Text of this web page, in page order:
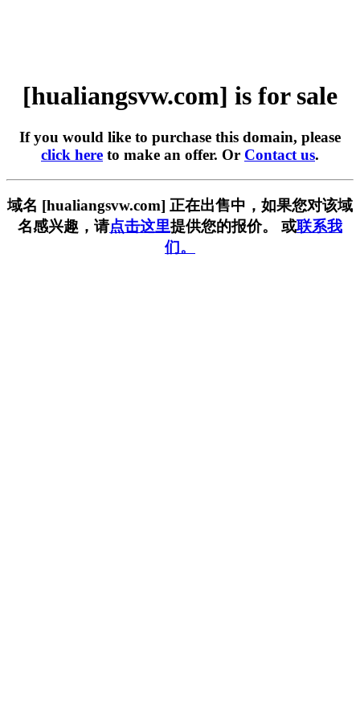
[hualiangsvw.com] is for sale
If you would like to purchase this domain, please
click here to make an offer. Or Contact us.
域名 [hualiangsvw.com] 正在出售中，如果您对该域
名感兴趣，请点击这里提供您的报价。 或联系我
们。